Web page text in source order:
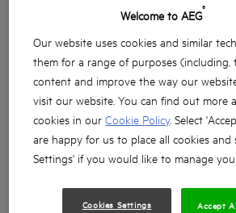
Welcome to AEG®
Our website uses cookies and similar
them for a range of purposes (including,
content and improve the way our
visit our website. You can find out more
cookies in ourCookie Policy. Select
are happy for us to place all cookies and
Settings' if you would like to manage
Cookies Settings Accept